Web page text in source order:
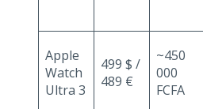
Apple
Watch
Ultra 3
499 $ /
489 €
~450
000
FCFA